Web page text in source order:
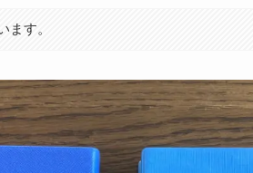
ます。